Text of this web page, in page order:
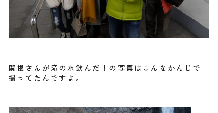
関根さんが滝の水飲んだ！の写真はこんなかんじで
撮ってたんですよ。